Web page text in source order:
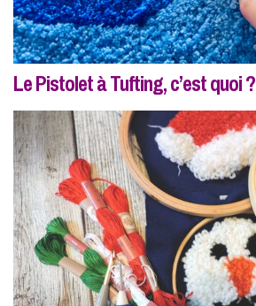
Le Pistolet à Tufting, c’est quoi ?